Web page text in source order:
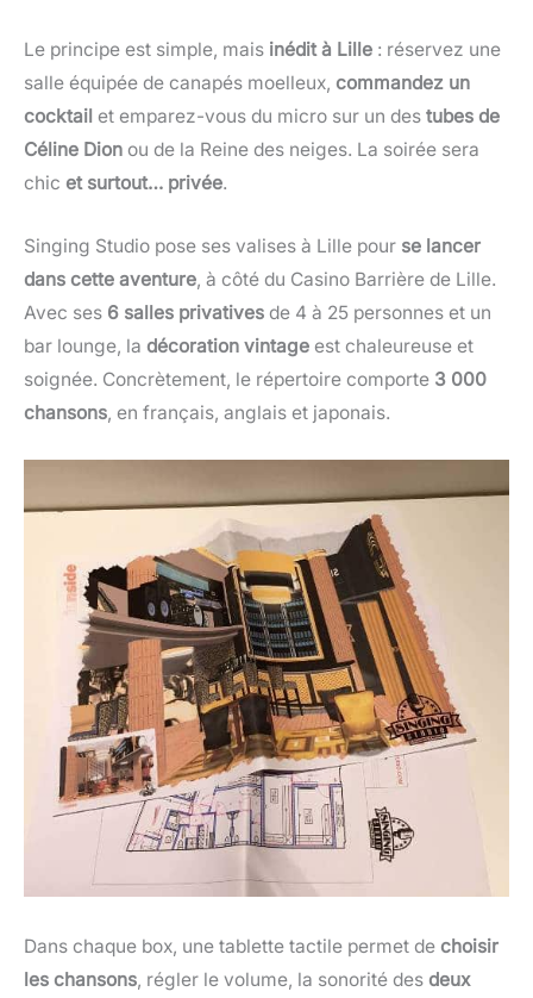
Le principe est simple, mais inédit à Lille : réservez une
salle équipée de canapés moelleux, commandez un
cocktail et emparez-vous du micro sur un des tubes de
Céline Dion ou de la Reine des neiges. La soirée sera
chic et surtout… privée.
Singing Studio pose ses valises à Lille pour se lancer
dans cette aventure, à côté du Casino Barrière de Lille.
Avec ses 6 salles privatives de 4 à 25 personnes et un
bar lounge, la décoration vintage est chaleureuse et
soignée. Concrètement, le répertoire comporte 3 000
chansons, en français, anglais et japonais.
Dans chaque box, une tablette tactile permet de choisir
les chansons, régler le volume, la sonorité des deux